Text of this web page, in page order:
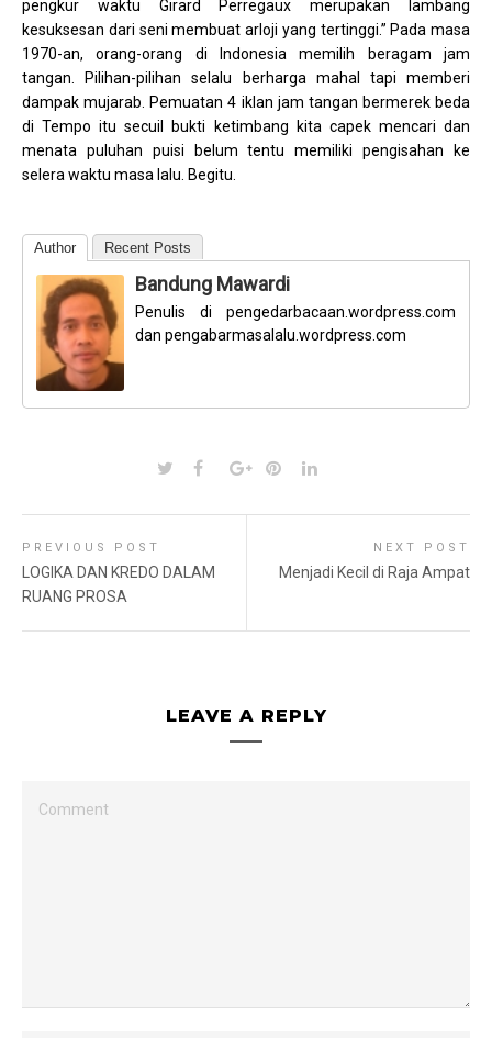
pengkur waktu Girard Perregaux merupakan lambang
kesuksesan dari seni membuat arloji yang tertinggi.” Pada masa
1970-an, orang-orang di Indonesia memilih beragam jam
tangan. Pilihan-pilihan selalu berharga mahal tapi memberi
dampak mujarab. Pemuatan 4 iklan jam tangan bermerek beda
di Tempo itu secuil bukti ketimbang kita capek mencari dan
menata puluhan puisi belum tentu memiliki pengisahan ke
selera waktu masa lalu. Begitu.
Author Recent Posts
Bandung Mawardi
Penulis di pengedarbacaan.wordpress.com
dan pengabarmasalalu.wordpress.com
PREVIOUS POST
LOGIKA DAN KREDO DALAM
RUANG PROSA
NEXT POST
Menjadi Kecil di Raja Ampat
LEAVE A REPLY